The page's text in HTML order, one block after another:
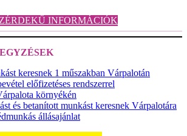
INFORMÁCIÓK
keresnek 1 műszakban Várpalotán
előfizetéses rendszerrel
környékén
és betanított munkást keresnek Várpalotára
állásajánlat